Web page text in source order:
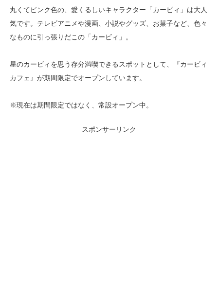
丸くてピンク色の、愛くるしいキャラクター「カービィ」は大人
気です。テレビアニメや漫画、小説やグッズ、お菓子など、色々
なものに引っ張りだこの「カービィ」。
星のカービィを思う存分満喫できるスポットとして、『カービィ
カフェ』が期間限定でオープンしています。
※現在は期間限定ではなく、常設オープン中。
スポンサーリンク